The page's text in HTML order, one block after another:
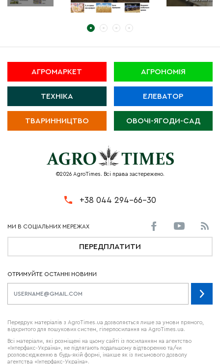
АГРОМАРКЕТ АГРОНОМІЯ
ТЕХНІКА ЕЛЕВАТОР
ТВАРИННИЦТВО ОВОЧІ-ЯГОДИ-САД
©2026 AgroTimes. Всі права застережено.
+38 044 294-66-30
ПЕРЕДПЛАТИТИ
ОТРИМУЙТЕ ОСТАННІ НОВИНИ
Передрук матеріалів з AgroTimes.ua дозволяється лише за умови прямого,
відкритого для пошукових систем, гіперпосилання на AgroTimes.ua.
Всі матеріали, які розміщені на цьому сайті із посиланням на агентство
«Інтерфакс-Україна», не підлягають подальшому відтворенню та/чи
розповсюдженню в будь-якій формі, інакше як із письмового дозволу
агентства «Інтерфакс-Україна».